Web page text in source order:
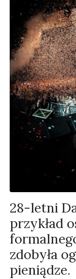
28-letni
przykład
zdobyła
pieniądze.